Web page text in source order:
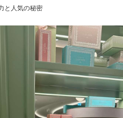
と人気の秘密